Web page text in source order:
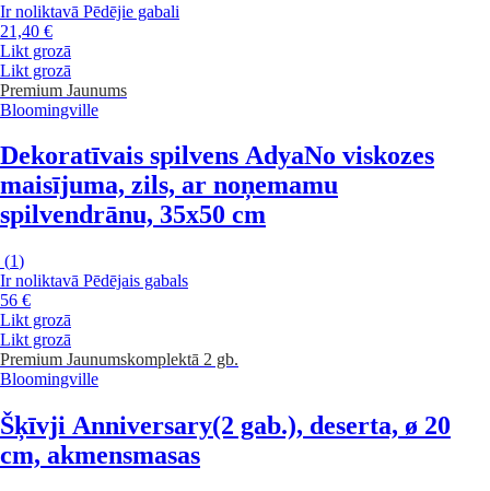
Ir noliktavā Pēdējie gabali
21,40 €
Likt grozā
Likt grozā
Premium Jaunums
Bloomingville
Dekoratīvais spilvens AdyaNo viskozes
maisījuma, zils, ar noņemamu
spilvendrānu, 35x50 cm
(1)
Ir noliktavā Pēdējais gabals
56 €
Likt grozā
Likt grozā
Premium Jaunumskomplektā 2 gb.
Bloomingville
Šķīvji Anniversary(2 gab.), deserta, ø 20
cm, akmensmasas